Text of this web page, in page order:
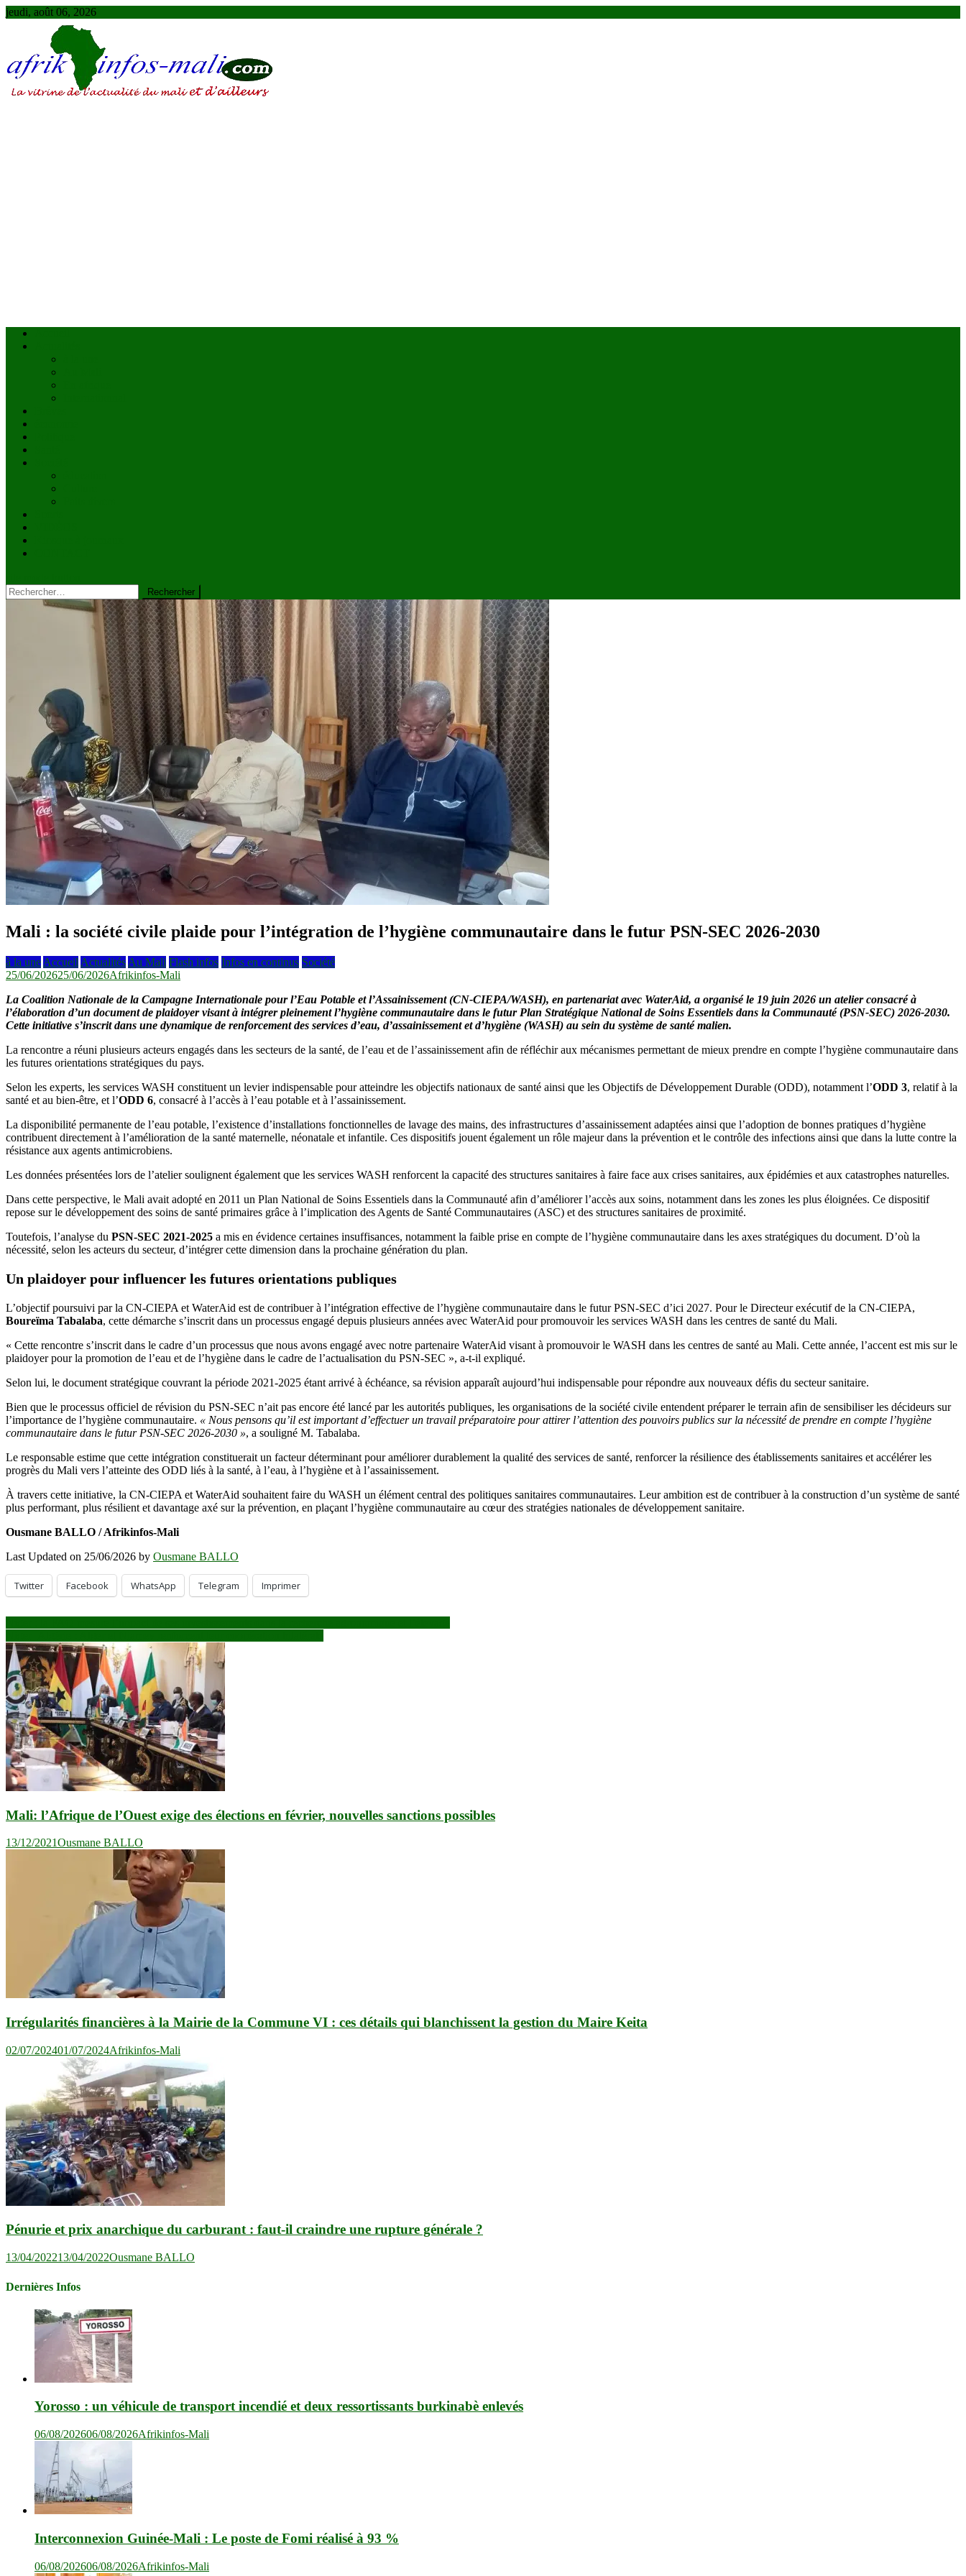
Skip
jeudi, août 06, 2026
Rechercher :
Mali : la société civile plaide pour l’intégration de l’hygiène communautaire dans le futur PSN-SEC 2026-2030
à la une Accueil Actualités Au Mali Flash infos Infos en continus Société
25/06/202625/06/2026Afrikinfos-Mali
La Coalition Nationale de la Campagne Internationale pour l’Eau Potable et l’Assainissement (CN-CIEPA/WASH), en partenariat avec WaterAid, a organisé le 19 juin 2026 un atelier consacré à
l’élaboration d’un document de plaidoyer visant à intégrer pleinement l’hygiène communautaire dans le futur Plan Stratégique National de Soins Essentiels dans la Communauté (PSN-SEC) 2026-2030.
Cette initiative s’inscrit dans une dynamique de renforcement des services d’eau, d’assainissement et d’hygiène (WASH) au sein du système de santé malien.
La rencontre a réuni plusieurs acteurs engagés dans les secteurs de la santé, de l’eau et de l’assainissement afin de réfléchir aux mécanismes permettant de mieux prendre en compte l’hygiène communautaire dans
les futures orientations stratégiques du pays.
Selon les experts, les services WASH constituent un levier indispensable pour atteindre les objectifs nationaux de santé ainsi que les Objectifs de Développement Durable (ODD), notamment l’ODD 3, relatif à la
santé et au bien-être, et l’ODD 6, consacré à l’accès à l’eau potable et à l’assainissement.
La disponibilité permanente de l’eau potable, l’existence d’installations fonctionnelles de lavage des mains, des infrastructures d’assainissement adaptées ainsi que l’adoption de bonnes pratiques d’hygiène
contribuent directement à l’amélioration de la santé maternelle, néonatale et infantile. Ces dispositifs jouent également un rôle majeur dans la prévention et le contrôle des infections ainsi que dans la lutte contre la
résistance aux agents antimicrobiens.
Les données présentées lors de l’atelier soulignent également que les services WASH renforcent la capacité des structures sanitaires à faire face aux crises sanitaires, aux épidémies et aux catastrophes naturelles.
Dans cette perspective, le Mali avait adopté en 2011 un Plan National de Soins Essentiels dans la Communauté afin d’améliorer l’accès aux soins, notamment dans les zones les plus éloignées. Ce dispositif
repose sur le développement des soins de santé primaires grâce à l’implication des Agents de Santé Communautaires (ASC) et des structures sanitaires de proximité.
Toutefois, l’analyse du PSN-SEC 2021-2025 a mis en évidence certaines insuffisances, notamment la faible prise en compte de l’hygiène communautaire dans les axes stratégiques du document. D’où la
nécessité, selon les acteurs du secteur, d’intégrer cette dimension dans la prochaine génération du plan.
Un plaidoyer pour influencer les futures orientations publiques
L’objectif poursuivi par la CN-CIEPA et WaterAid est de contribuer à l’intégration effective de l’hygiène communautaire dans le futur PSN-SEC d’ici 2027. Pour le Directeur exécutif de la CN-CIEPA,
Boureïma Tabalaba, cette démarche s’inscrit dans un processus engagé depuis plusieurs années avec WaterAid pour promouvoir les services WASH dans les centres de santé du Mali.
« Cette rencontre s’inscrit dans le cadre d’un processus que nous avons engagé avec notre partenaire WaterAid visant à promouvoir le WASH dans les centres de santé au Mali. Cette année, l’accent est mis sur le
plaidoyer pour la promotion de l’eau et de l’hygiène dans le cadre de l’actualisation du PSN-SEC », a-t-il expliqué.
Selon lui, le document stratégique couvrant la période 2021-2025 étant arrivé à échéance, sa révision apparaît aujourd’hui indispensable pour répondre aux nouveaux défis du secteur sanitaire.
Bien que le processus officiel de révision du PSN-SEC n’ait pas encore été lancé par les autorités publiques, les organisations de la société civile entendent préparer le terrain afin de sensibiliser les décideurs sur
l’importance de l’hygiène communautaire. « Nous pensons qu’il est important d’effectuer un travail préparatoire pour attirer l’attention des pouvoirs publics sur la nécessité de prendre en compte l’hygiène
communautaire dans le futur PSN-SEC 2026-2030 », a souligné M. Tabalaba.
Le responsable estime que cette intégration constituerait un facteur déterminant pour améliorer durablement la qualité des services de santé, renforcer la résilience des établissements sanitaires et accélérer les
progrès du Mali vers l’atteinte des ODD liés à la santé, à l’eau, à l’hygiène et à l’assainissement.
À travers cette initiative, la CN-CIEPA et WaterAid souhaitent faire du WASH un élément central des politiques sanitaires communautaires. Leur ambition est de contribuer à la construction d’un système de santé
plus performant, plus résilient et davantage axé sur la prévention, en plaçant l’hygiène communautaire au cœur des stratégies nationales de développement sanitaire.
Ousmane BALLO / Afrikinfos-Mali
Last Updated on 25/06/2026 by Ousmane BALLO
Twitter Facebook WhatsApp Telegram Imprimer
Navigation
de
l’article
Mali: l’Afrique de l’Ouest exige des élections en février, nouvelles sanctions possibles
13/12/2021Ousmane BALLO
Irrégularités financières à la Mairie de la Commune VI : ces détails qui blanchissent la gestion du Maire Keita
02/07/202401/07/2024Afrikinfos-Mali
Pénurie et prix anarchique du carburant : faut-il craindre une rupture générale ?
13/04/202213/04/2022Ousmane BALLO
Dernières Infos
Yorosso : un véhicule de transport incendié et deux ressortissants burkinabè enlevés
06/08/202606/08/2026Afrikinfos-Mali
Interconnexion Guinée-Mali : Le poste de Fomi réalisé à 93 %
06/08/202606/08/2026Afrikinfos-Mali